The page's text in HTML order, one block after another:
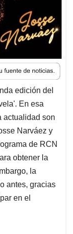
edición del
En esa
actualidad son
Narváez y
de RCN
obtener la
la
antes, gracias
en el